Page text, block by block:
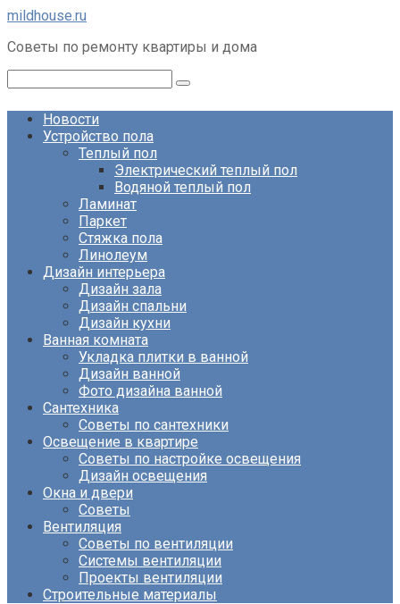
Перейти
контенту
mildhouse.ru
Советы по ремонту квартиры и дома
Новости
Устройство пола
Теплый пол
Электрический теплый пол
Водяной теплый пол
Ламинат
Паркет
Стяжка пола
Линолеум
Дизайн интерьера
Дизайн зала
Дизайн спальни
Дизайн кухни
Ванная комната
Укладка плитки в ванной
Дизайн ванной
Фото дизайна ванной
Сантехника
Советы по сантехники
Освещение в квартире
Советы по настройке освещения
Дизайн освещения
Окна и двери
Советы
Вентиляция
Советы по вентиляции
Системы вентиляции
Проекты вентиляции
Строительные материалы